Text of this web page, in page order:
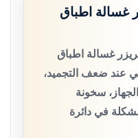
غسالة اطباق
غسالة اطباق
عند ضعف التجميد،
سخونة
في دائرة